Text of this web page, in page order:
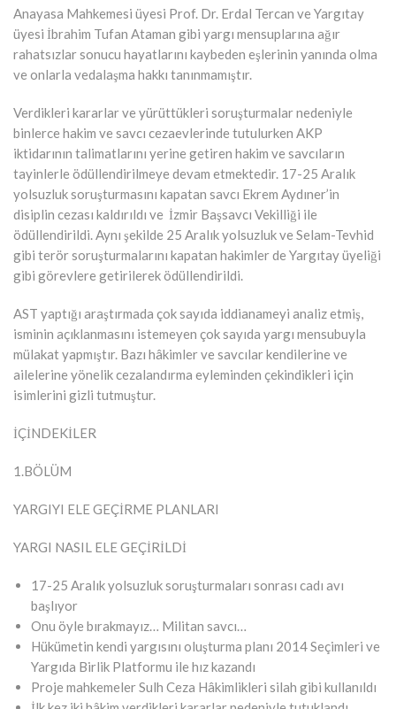
Anayasa Mahkemesi üyesi Prof. Dr. Erdal Tercan ve Yargıtay
üyesi İbrahim Tufan Ataman gibi yargı mensuplarına ağır
rahatsızlar sonucu hayatlarını kaybeden eşlerinin yanında olma
ve onlarla vedalaşma hakkı tanınmamıştır.
Verdikleri kararlar ve yürüttükleri soruşturmalar nedeniyle
binlerce hakim ve savcı cezaevlerinde tutulurken AKP
iktidarının talimatlarını yerine getiren hakim ve savcıların
tayinlerle ödüllendirilmeye devam etmektedir. 17-25 Aralık
yolsuzluk soruşturmasını kapatan savcı Ekrem Aydıner’in
disiplin cezası kaldırıldı ve İzmir Başsavcı Vekilliği ile
ödüllendirildi. Aynı şekilde 25 Aralık yolsuzluk ve Selam-Tevhid
gibi terör soruşturmalarını kapatan hakimler de Yargıtay üyeliği
gibi görevlere getirilerek ödüllendirildi.
AST yaptığı araştırmada çok sayıda iddianameyi analiz etmiş,
isminin açıklanmasını istemeyen çok sayıda yargı mensubuyla
mülakat yapmıştır. Bazı hâkimler ve savcılar kendilerine ve
ailelerine yönelik cezalandırma eyleminden çekindikleri için
isimlerini gizli tutmuştur.
İÇİNDEKİLER
1.BÖLÜM
YARGIYI ELE GEÇİRME PLANLARI
YARGI NASIL ELE GEÇİRİLDİ
17-25 Aralık yolsuzluk soruşturmaları sonrası cadı avı
başlıyor
Onu öyle bırakmayız… Militan savcı…
Hükümetin kendi yargısını oluşturma planı 2014 Seçimleri ve
Yargıda Birlik Platformu ile hız kazandı
Proje mahkemeler Sulh Ceza Hâkimlikleri silah gibi kullanıldı